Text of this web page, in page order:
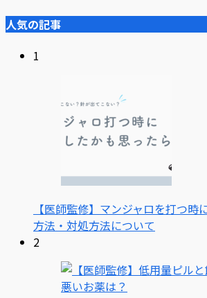
人気の記事
1
【医師監修】マンジャロを打つ時
方法・対処方法について
2